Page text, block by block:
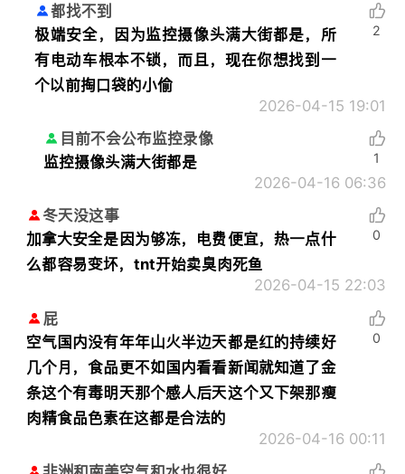
都找不到
极端安全，因为监控摄像头满大街都是，所
有电动车根本不锁，而且，现在你想找到一
个以前掏口袋的小偷
2026-04-15 19:01
2
目前不会公布监控录像
监控摄像头满大街都是
2026-04-16 06:36
1
冬天没这事
加拿大安全是因为够冻，电费便宜，热一点什
么都容易变坏，tnt开始卖臭肉死鱼
2026-04-15 22:03
0
屁
空气国内没有年年山火半边天都是红的持续好
几个月，食品更不如国内看看新闻就知道了金
条这个有毒明天那个感人后天这个又下架那瘦
肉精食品色素在这都是合法的
2026-04-16 00:11
0